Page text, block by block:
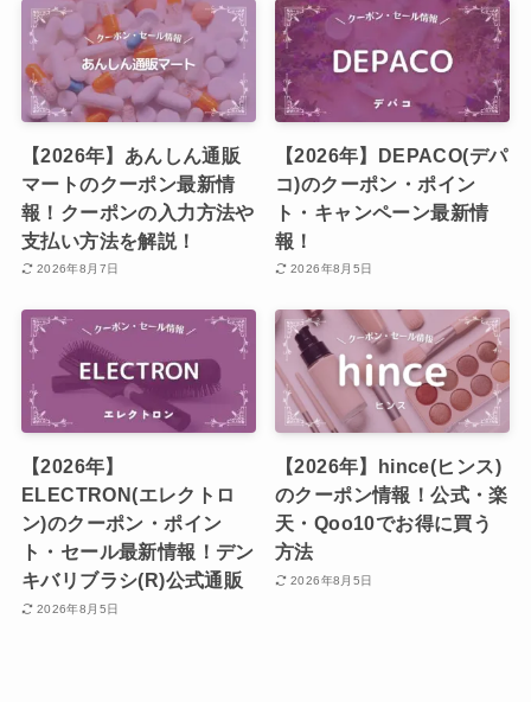
【2026年】あんしん通販
マートのクーポン最新情
報！クーポンの入力方法や
支払い方法を解説！
2026年8月7日
【2026年】DEPACO(デパ
コ)のクーポン・ポイン
ト・キャンペーン最新情
報！
2026年8月5日
【2026年】
ELECTRON(エレクトロ
ン)のクーポン・ポイン
ト・セール最新情報！デン
キバリブラシ(R)公式通販
2026年8月5日
【2026年】hince(ヒンス)
のクーポン情報！公式・楽
天・Qoo10でお得に買う
方法
2026年8月5日